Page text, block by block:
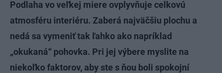
Podlaha vo veľkej miere ovplyvňuje celkovú
atmosféru interiéru. Zaberá najväčšiu plochu a
nedá sa vymeniť tak ľahko ako napríklad
„okukaná“ pohovka. Pri jej výbere myslite na
niekoľko faktorov, aby ste s ňou boli spokojní